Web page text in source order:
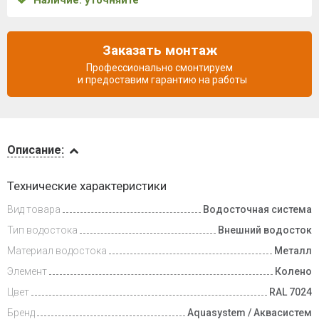
и оплата
Описание:
Технические характеристики
Вид товара
Водосточная система
Тип водостока
Внешний водосток
Материал водостока
Металл
Элемент
Колено
Цвет
RAL 7024
Бренд
Aquasystem / Аквасистем
Заказать монтаж
Профессионально смонтируем
и предоставим гарантию на работы